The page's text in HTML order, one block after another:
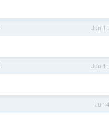
Jun 11
Jun 11
Jun 4